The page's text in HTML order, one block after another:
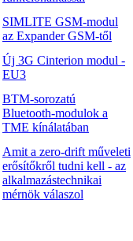
SIMLITE GSM-modul
az Expander GSM-től
Új 3G Cinterion modul -
EU3
BTM-sorozatú
Bluetooth-modulok a
TME kínálatában
Amit a zero-drift műveleti
erősítőkről tudni kell - az
alkalmazástechnikai
mérnök válaszol